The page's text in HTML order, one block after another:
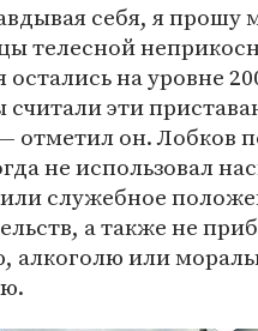
себя, я прошу
телесной
остались на уровне
считали эти
отметил он. Лобков
не использовал
служебное
а также не
алкоголю или